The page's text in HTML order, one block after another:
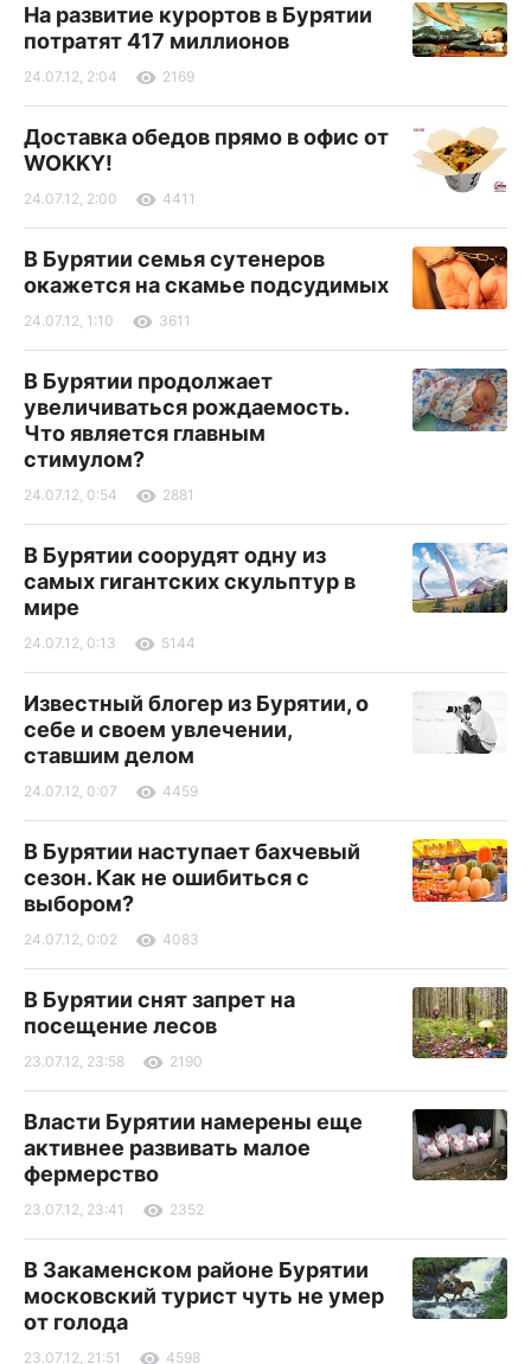
На развитие курортов в Бурятии
потратят 417 миллионов
24.07.12, 2:04 2169
Доставка обедов прямо в офис от
WOKKY!
24.07.12, 2:00 4411
В Бурятии семья сутенеров
окажется на скамье подсудимых
24.07.12, 1:10 3611
В Бурятии продолжает
увеличиваться рождаемость.
Что является главным
стимулом?
24.07.12, 0:54 2881
В Бурятии соорудят одну из
самых гигантских скульптур в
мире
24.07.12, 0:13 5144
Известный блогер из Бурятии, о
себе и своем увлечении,
ставшим делом
24.07.12, 0:07 4459
В Бурятии наступает бахчевый
сезон. Как не ошибиться с
выбором?
24.07.12, 0:02 4083
В Бурятии снят запрет на
посещение лесов
23.07.12, 23:58 2190
Власти Бурятии намерены еще
активнее развивать малое
фермерство
23.07.12, 23:41 2352
В Закаменском районе Бурятии
московский турист чуть не умер
от голода
23.07.12, 21:51 4598